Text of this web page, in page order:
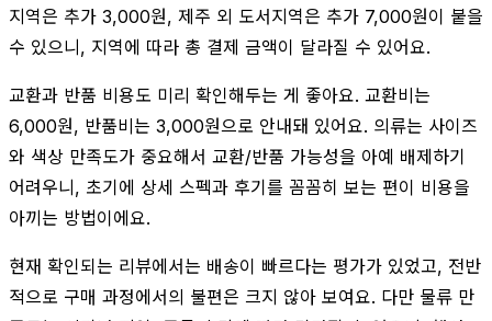
지역은 추가 3,000원, 제주 외 도서지역은 추가 7,000원이 붙을
수 있으니, 지역에 따라 총 결제 금액이 달라질 수 있어요.
교환과 반품 비용도 미리 확인해두는 게 좋아요. 교환비는
6,000원, 반품비는 3,000원으로 안내돼 있어요. 의류는 사이즈
와 색상 만족도가 중요해서 교환/반품 가능성을 아예 배제하기
어려우니, 초기에 상세 스펙과 후기를 꼼꼼히 보는 편이 비용을
아끼는 방법이에요.
현재 확인되는 리뷰에서는 배송이 빠르다는 평가가 있었고, 전반
적으로 구매 과정에서의 불편은 크지 않아 보여요. 다만 물류 만